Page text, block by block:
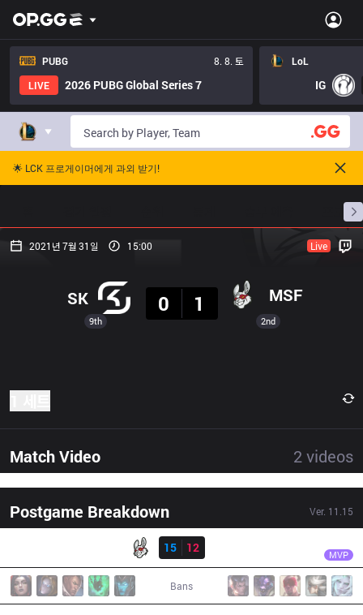
PUBG
8. 8. 토
LIVE
2026 PUBG Global Series 7
LoL
IG
🌟 LCK 프로게이머에게 과외 받기!
프로빌
2021년 7월 31일 15:00 Live
9th
SK
0
1 MSF
2nd
Match Video 2 videos
Postgame Breakdown Ver. 11.15
15
12 MVP
Bans